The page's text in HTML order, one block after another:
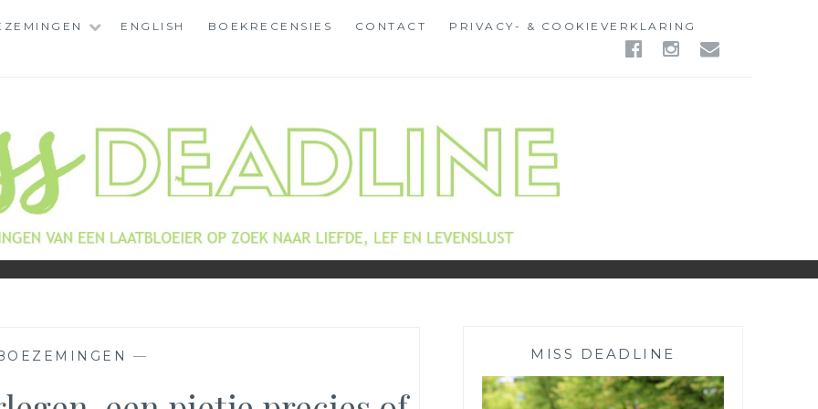
ENGLISH BOEKRECENSIES CONTACT PRIVACY- & COOKIEVERKLARING
FACEBOOK
— MISS DEADLINE